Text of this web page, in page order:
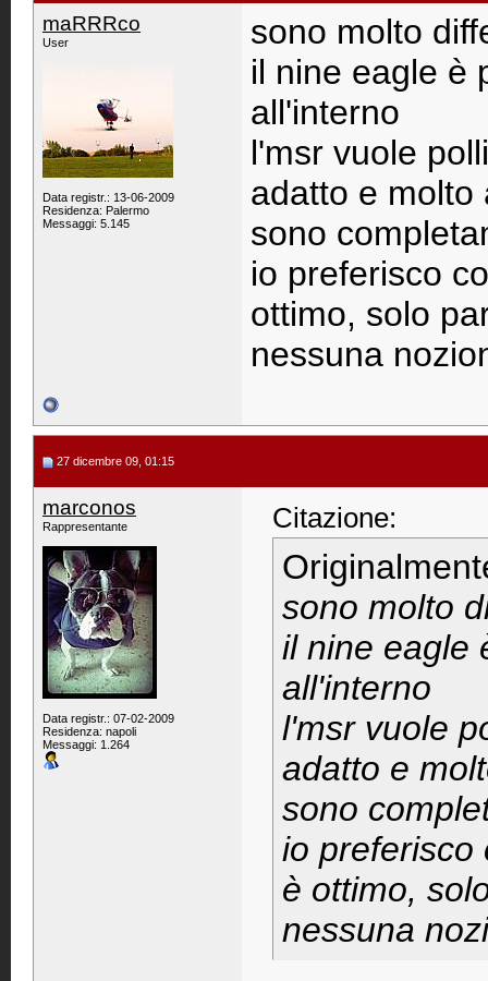
maRRRco
User
Data registr.: 13-06-2009
Residenza: Palermo
Messaggi: 5.145
sono molto
il nine eagle è
all'interno
l'msr vuole
adatto e molto
sono
io preferisco
ottimo, solo
nessuna
27 dicembre 09, 01:15
marconos
Rappresentante
Data registr.: 07-02-2009
Residenza: napoli
Messaggi: 1.264
Citazione:
sono molto
il nine eagle
all'interno
l'msr vuole
adatto e
sono
io preferisco
è ottimo,
nessuna